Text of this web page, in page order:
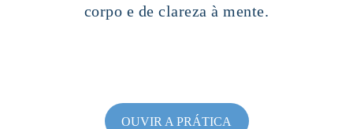
corpo e de clareza à mente.
OUVIR A PRÁTICA